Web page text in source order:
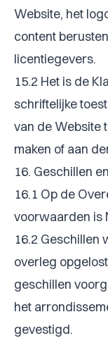
Website, het
content
licentiegevers.
15.2 Het is de
schriftelijke
van de Website
maken of aan
16. Geschillen
16.1 Op de
voorwaarden is
16.2 Geschillen
overleg
geschillen
het
gevestigd.